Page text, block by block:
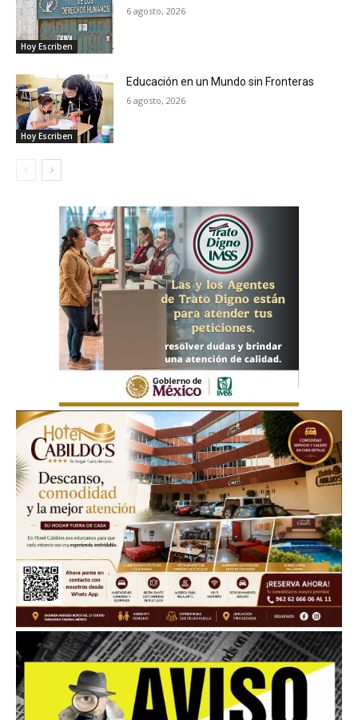
Hoy Escriben
6 agosto, 2026
Hoy Escriben
Educación en un Mundo sin Fronteras
6 agosto, 2026